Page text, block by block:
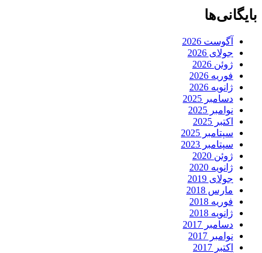
بایگانی‌ها
آگوست 2026
جولای 2026
ژوئن 2026
فوریه 2026
ژانویه 2026
دسامبر 2025
نوامبر 2025
اکتبر 2025
سپتامبر 2025
سپتامبر 2023
ژوئن 2020
ژانویه 2020
جولای 2019
مارس 2018
فوریه 2018
ژانویه 2018
دسامبر 2017
نوامبر 2017
اکتبر 2017